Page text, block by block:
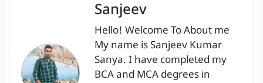
Sanjeev
Hello! Welcome To About me
My name is Sanjeev Kumar
Sanya. I have completed my
BCA and MCA degrees in